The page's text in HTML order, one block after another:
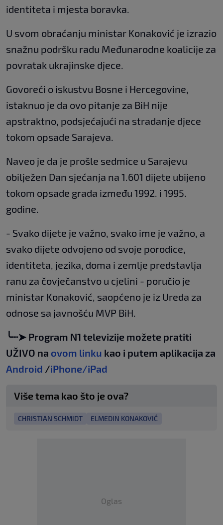
identiteta i mjesta boravka.
U svom obraćanju ministar Konaković je izrazio
snažnu podršku radu Međunarodne koalicije za
povratak ukrajinske djece.
Govoreći o iskustvu Bosne i Hercegovine,
istaknuo je da ovo pitanje za BiH nije
apstraktno, podsjećajući na stradanje djece
tokom opsade Sarajeva.
Naveo je da je prošle sedmice u Sarajevu
obilježen Dan sjećanja na 1.601 dijete ubijeno
tokom opsade grada između 1992. i 1995.
godine.
- Svako dijete je važno, svako ime je važno, a
svako dijete odvojeno od svoje porodice,
identiteta, jezika, doma i zemlje predstavlja
ranu za čovječanstvo u cjelini - poručio je
ministar Konaković, saopćeno je iz Ureda za
odnose sa javnošću MVP BiH.
╰┈➤ Program N1 televizije možete pratiti
UŽIVO na ovom linku kao i putem aplikacija za
Android /iPhone/iPad
Više tema kao što je ova?
CHRISTIAN SCHMIDT ELMEDIN KONAKOVIĆ
Oglas